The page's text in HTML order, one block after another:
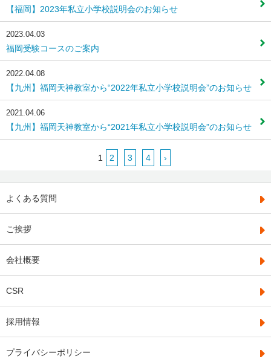
【福岡】2023年私立小学校説明会のお知らせ
2023.04.03
福岡受験コースのご案内
2022.04.08
【九州】福岡天神教室から“2022年私立小学校説明会”のお知らせ
2021.04.06
【九州】福岡天神教室から“2021年私立小学校説明会”のお知らせ
1 2 3 4 ›
よくある質問
ご挨拶
会社概要
CSR
採用情報
プライバシーポリシー